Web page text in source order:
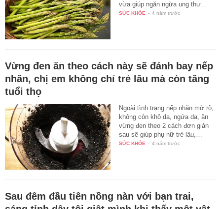
vừa giúp ngăn ngừa ung thư…
SỨC KHỎE - 4 năm trước
Vừng đen ăn theo cách này sẽ đánh bay nếp
nhăn, chị em không chỉ trẻ lâu mà còn tăng
tuổi thọ
Ngoài tình trạng nếp nhăn mờ rõ,
không còn khô da, ngứa da, ăn
vừng đen theo 2 cách đơn giản
sau sẽ giúp phụ nữ trẻ lâu,…
SỨC KHỎE - 4 năm trước
Sau đêm đầu tiên nồng nàn với bạn trai,